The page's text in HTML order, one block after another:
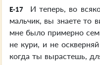
E-17
И теперь, во
мальчик, вы знаете то
мне было примерно
не кури, и не
когда ты вырастешь,